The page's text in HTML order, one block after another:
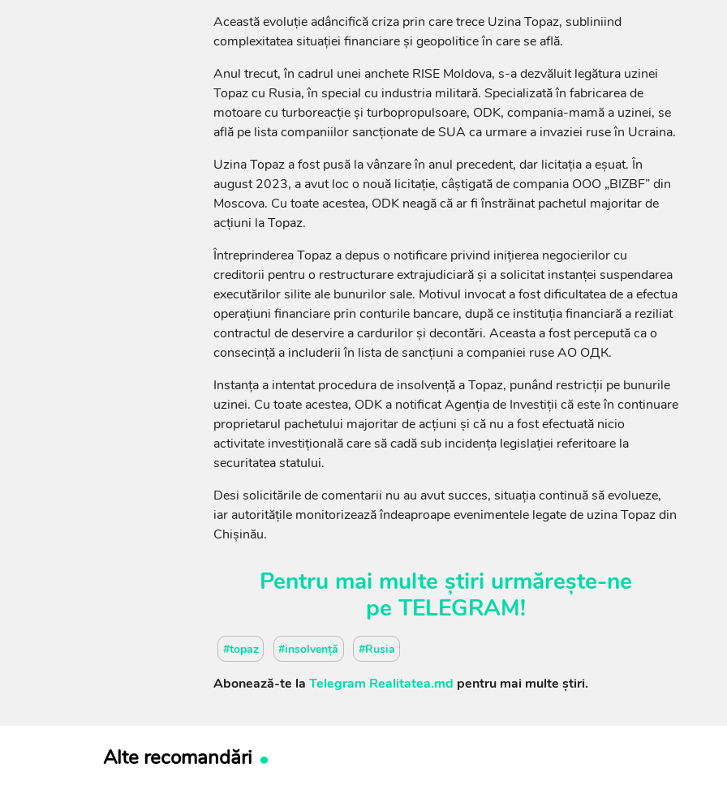
Această evoluție adâncifică criza prin care trece Uzina Topaz, subliniind
complexitatea situației financiare și geopolitice în care se află.
Anul trecut, în cadrul unei anchete RISE Moldova, s-a dezvăluit legătura uzinei
Topaz cu Rusia, în special cu industria militară. Specializată în fabricarea de
motoare cu turboreacție și turbopropulsoare, ODK, compania-mamă a uzinei, se
află pe lista companiilor sancționate de SUA ca urmare a invaziei ruse în Ucraina.
Uzina Topaz a fost pusă la vânzare în anul precedent, dar licitația a eșuat. În
august 2023, a avut loc o nouă licitație, câștigată de compania OOO „BIZBF” din
Moscova. Cu toate acestea, ODK neagă că ar fi înstrăinat pachetul majoritar de
acțiuni la Topaz.
Întreprinderea Topaz a depus o notificare privind inițierea negocierilor cu
creditorii pentru o restructurare extrajudiciară și a solicitat instanței suspendarea
executărilor silite ale bunurilor sale. Motivul invocat a fost dificultatea de a efectua
operațiuni financiare prin conturile bancare, după ce instituția financiară a reziliat
contractul de deservire a cardurilor și decontări. Aceasta a fost percepută ca o
consecință a includerii în lista de sancțiuni a companiei ruse АО ОДК.
Instanța a intentat procedura de insolvență a Topaz, punând restricții pe bunurile
uzinei. Cu toate acestea, ODK a notificat Agenția de Investiții că este în continuare
proprietarul pachetului majoritar de acțiuni și că nu a fost efectuată nicio
activitate investițională care să cadă sub incidența legislației referitoare la
securitatea statului.
Desi solicitările de comentarii nu au avut succes, situația continuă să evolueze,
iar autoritățile monitorizează îndeaproape evenimentele legate de uzina Topaz din
Chișinău.
Pentru mai multe știri urmărește-ne
pe TELEGRAM!
#topaz #insolvență #Rusia
Abonează-te la Telegram Realitatea.md pentru mai multe știri.
Alte recomandări